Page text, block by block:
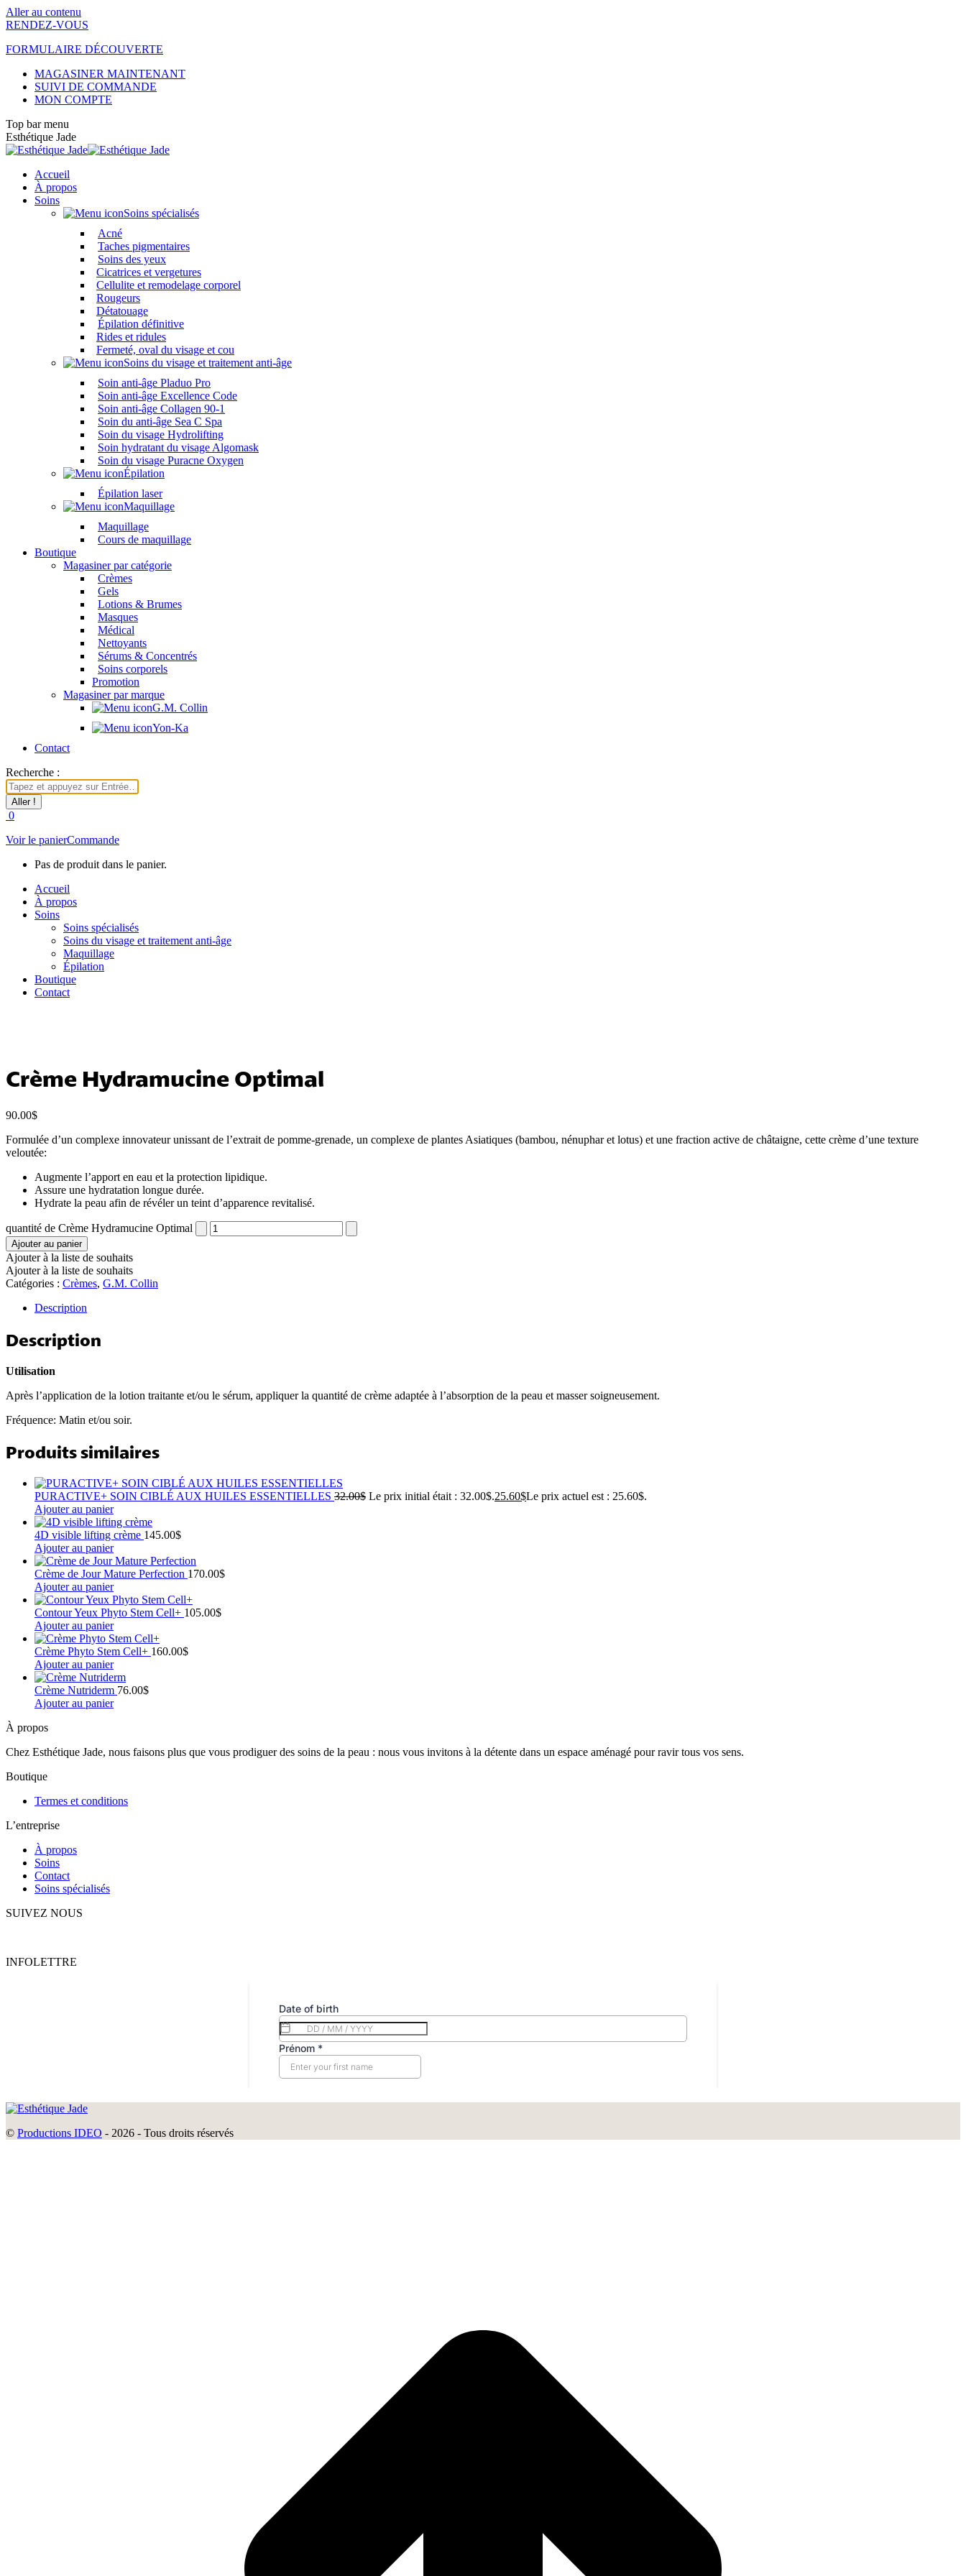
Aller au contenu
RENDEZ-VOUS
FORMULAIRE DÉCOUVERTE
MAGASINER MAINTENANT
SUIVI DE COMMANDE
MON COMPTE
Top bar menu
Esthétique Jade
Accueil
À propos
Soins
Soins spécialisés
Acné
Taches pigmentaires
Soins des yeux
Cicatrices et vergetures
Cellulite et remodelage corporel
Rougeurs
Détatouage
Épilation définitive
Rides et ridules
Fermeté, oval du visage et cou
Soins du visage et traitement anti-âge
Soin anti-âge Pladuo Pro
Soin anti-âge Excellence Code
Soin anti-âge Collagen 90-1
Soin du anti-âge Sea C Spa
Soin du visage Hydrolifting
Soin hydratant du visage Algomask
Soin du visage Puracne Oxygen
Épilation
Épilation laser
Maquillage
Maquillage
Cours de maquillage
Boutique
Magasiner par catégorie
Crèmes
Gels
Lotions & Brumes
Masques
Médical
Nettoyants
Sérums & Concentrés
Soins corporels
Promotion
Magasiner par marque
G.M. Collin
Yon-Ka
Contact
Recherche :
0
Voir le panierCommande
Pas de produit dans le panier.
Accueil
À propos
Soins
Soins spécialisés
Soins du visage et traitement anti-âge
Maquillage
Épilation
Boutique
Contact
Crème Hydramucine Optimal
90.00$
Formulée d’un complexe innovateur unissant de l’extrait de pomme-grenade, un complexe de plantes Asiatiques (bambou, nénuphar et lotus) et une fraction active de châtaigne, cette crème d’une texture
veloutée:
Augmente l’apport en eau et la protection lipidique.
Assure une hydratation longue durée.
Hydrate la peau afin de révéler un teint d’apparence revitalisé.
quantité de Crème Hydramucine Optimal
Ajouter au panier
Ajouter à la liste de souhaits
Ajouter à la liste de souhaits
Catégories : Crèmes, G.M. Collin
Description
Description
Utilisation
Après l’application de la lotion traitante et/ou le sérum, appliquer la quantité de crème adaptée à l’absorption de la peau et masser soigneusement.
Fréquence: Matin et/ou soir.
Produits similaires
PURACTIVE+ SOIN CIBLÉ AUX HUILES ESSENTIELLES 32.00$ Le prix initial était : 32.00$.25.60$Le prix actuel est : 25.60$.
Ajouter au panier
4D visible lifting crème 145.00$
Ajouter au panier
Crème de Jour Mature Perfection 170.00$
Ajouter au panier
Contour Yeux Phyto Stem Cell+ 105.00$
Ajouter au panier
Crème Phyto Stem Cell+ 160.00$
Ajouter au panier
Crème Nutriderm 76.00$
Ajouter au panier
À propos
Chez Esthétique Jade, nous faisons plus que vous prodiguer des soins de la peau : nous vous invitons à la détente dans un espace aménagé pour ravir tous vos sens.
Boutique
Termes et conditions
L’entreprise
À propos
Soins
Contact
Soins spécialisés
SUIVEZ NOUS
INFOLETTRE
© Productions IDEO - 2026 - Tous droits réservés